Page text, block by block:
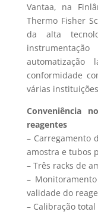
Vantaa, na
Thermo Fisher
da alta
conformidade
várias
Conveniência
reagentes
– Carregamento
amostra e tubos
– Três racks de
–
validade do
– Calibração